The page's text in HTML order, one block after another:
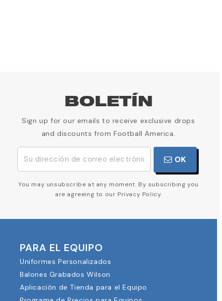
BOLETÍN
Sign up for our emails to receive exclusive drops
and discounts from Football America.
OK
You may unsubscribe at any moment. By subscribing you
are agreeing to our Privacy Policy.
PARA EL EQUIPO
Uniformes Personalizados
Balones Grabados Wilson
Aplicación de Tienda para el Equipo